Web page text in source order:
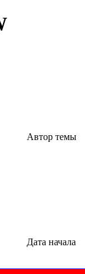
Автор темы
Дата начала